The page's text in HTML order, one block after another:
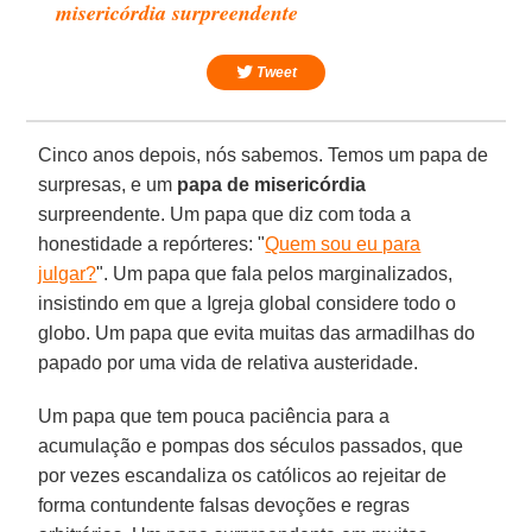
misericórdia surpreendente
Tweet
Cinco anos depois, nós sabemos. Temos um papa de
surpresas, e um papa de misericórdia
surpreendente. Um papa que diz com toda a
honestidade a repórteres: "Quem sou eu para
julgar?". Um papa que fala pelos marginalizados,
insistindo em que a Igreja global considere todo o
globo. Um papa que evita muitas das armadilhas do
papado por uma vida de relativa austeridade.
Um papa que tem pouca paciência para a
acumulação e pompas dos séculos passados, que
por vezes escandaliza os católicos ao rejeitar de
forma contundente falsas devoções e regras